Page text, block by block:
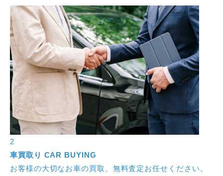
3
車検 CAR INSPECTION
お客様に安心したカーライフをお過ごし頂く為、迅速かつ